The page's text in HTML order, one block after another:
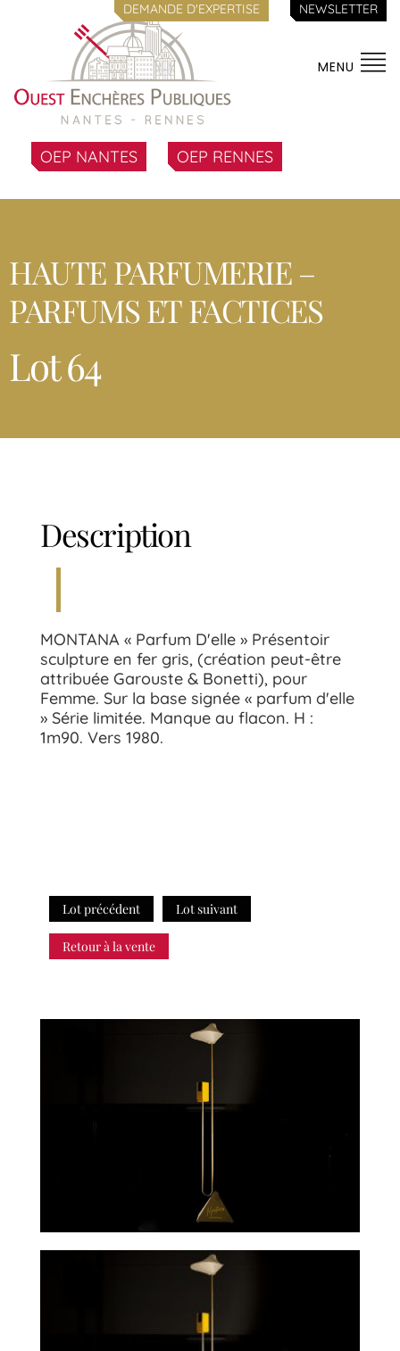
DEMANDE D'EXPERTISE NEWSLETTER
MENU
OEP NANTES OEP RENNES
HAUTE PARFUMERIE –
PARFUMS ET FACTICES
Lot 64
Description
MONTANA « Parfum D'elle » Présentoir
sculpture en fer gris, (création peut-être
attribuée Garouste & Bonetti), pour
Femme. Sur la base signée « parfum d'elle
» Série limitée. Manque au flacon. H :
1m90. Vers 1980.
Lot précédent Lot suivant
Retour à la vente